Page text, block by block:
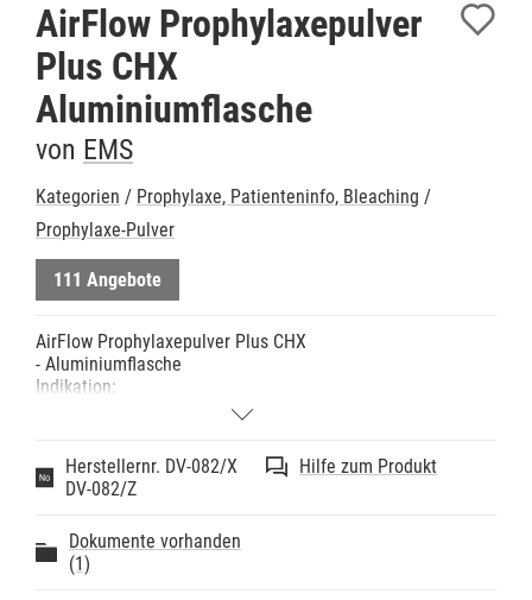
AirFlow Prophylaxepulver
Plus CHX
Aluminiumflasche
von EMS
Kategorien / Prophylaxe, Patienteninfo, Bleaching /
Prophylaxe-Pulver
111 Angebote
AirFlow Prophylaxepulver Plus CHX
- Aluminiumflasche
Indikation:
- AirFlow Plus Pulver ist ein HighTech Pulver zur
Zahnstein von allen Oberflächenarten
Hinweise:
- Zuckerfrei
- BPA-frei
- Das CHX-Konservierungsmittel ist hypoallergen, es
Herstellernr. DV-082/X
DV-082/Z
Hilfe zum Produkt
Dokumente vorhanden
(1)